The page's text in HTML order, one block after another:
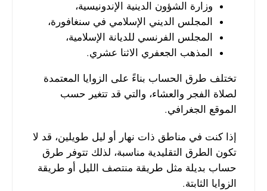
وزارة الشؤون الدينية الإندونيسية،
المجلس الديني الإسلامي في سنغافورة،
المجلس الفرنسي للديانة الإسلامية،
المذهب الجعفري الاثنا عشري.
تختلف طرق الحساب بناءً على الزوايا المعتمدة
لصلاة الفجر والعشاء، والتي قد تتغير حسب
الموقع الجغرافي.
إذا كنت في مناطق ذات نهار أو ليل طويلين، قد لا
تكون الطرق التقليدية مناسبة، لذلك تتوفر طرق
حساب بديلة مثل طريقة منتصف الليل أو طريقة
الزوايا الثابتة.